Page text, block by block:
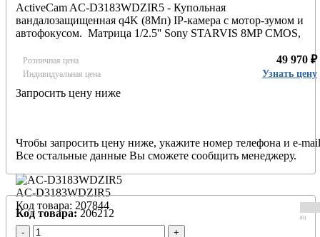
ActiveCam AC-D3183WDZIR5 - Купольная
вандалозащищенная q4K (8Мп) IP-камера с мотор-зумом и
автофокусом. Матрица 1/2.5'' Sony STARVIS 8MP CMOS,
разрешение 8Мп (3840×2160) @ 15fps / 3Мп (2304×1296) @
25fps, кодек H.265, объектив - трансфокатор 2.7-12мм с АРД
ночь" (механический ИК-фильтр), real WDR (120дБ), 3D-NR,
обогреватель, -45°C … +60°C, IP67, IK10, ИК-подсветка до
50м.
Розничная цена 49 970 ₽
Индивидуальная цена Узнать цену
Запросить цену ниже
Чтобы запросить цену ниже, укажите номер телефона и e-
Все остальные данные Вы сможете сообщить менеджеру.
AC-D3183WDZIR5
Код товара: 207844
- +
Код товара: 206212 (0)